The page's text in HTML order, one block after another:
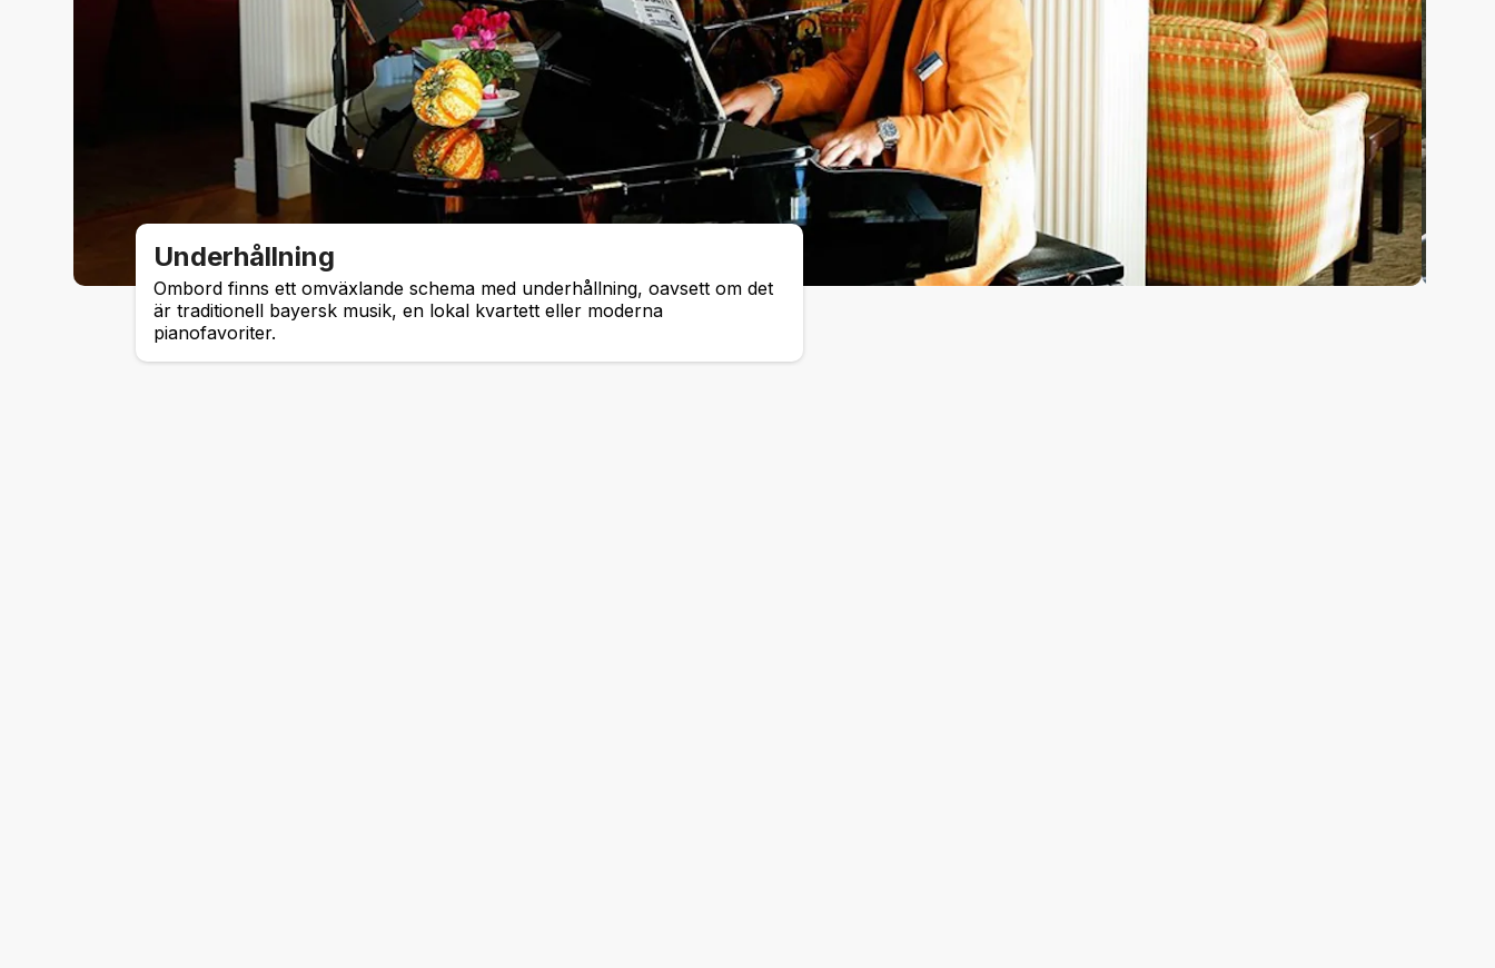
Underhållning
Ombord finns ett omväxlande schema med underhållning, oavsett om det
är traditionell bayersk musik, en lokal kvartett eller moderna
pianofavoriter.